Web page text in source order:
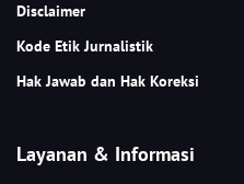
Disclaimer
Kode Etik Jurnalistik
Hak Jawab dan Hak Koreksi
Layanan & Informasi